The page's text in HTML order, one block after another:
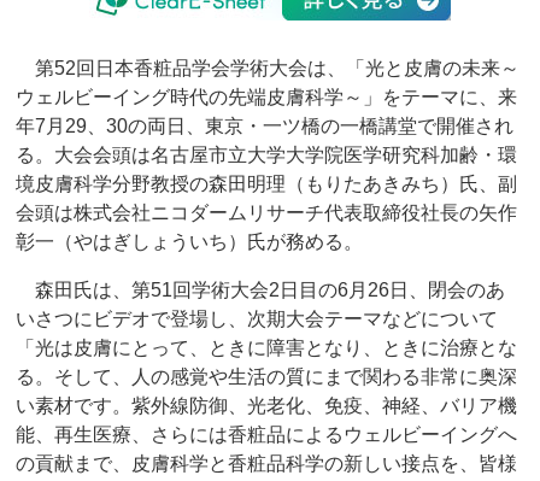
第52回日本香粧品学会学術大会は、「光と皮膚の未来～
ウェルビーイング時代の先端皮膚科学～」をテーマに、来
年7月29、30の両日、東京・一ツ橋の一橋講堂で開催され
る。大会会頭は名古屋市立大学大学院医学研究科加齢・環
境皮膚科学分野教授の森田明理（もりたあきみち）氏、副
会頭は株式会社ニコダームリサーチ代表取締役社長の矢作
彰一（やはぎしょういち）氏が務める。
森田氏は、第51回学術大会2日目の6月26日、閉会のあ
いさつにビデオで登場し、次期大会テーマなどについて
「光は皮膚にとって、ときに障害となり、ときに治療とな
る。そして、人の感覚や生活の質にまで関わる非常に奥深
い素材です。紫外線防御、光老化、免疫、神経、バリア機
能、再生医療、さらには香粧品によるウェルビーイングへ
の貢献まで、皮膚科学と香粧品科学の新しい接点を、皆様